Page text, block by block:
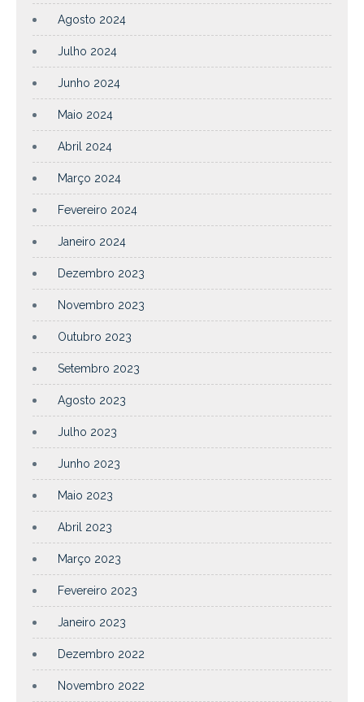
Agosto 2024
Julho 2024
Junho 2024
Maio 2024
Abril 2024
Março 2024
Fevereiro 2024
Janeiro 2024
Dezembro 2023
Novembro 2023
Outubro 2023
Setembro 2023
Agosto 2023
Julho 2023
Junho 2023
Maio 2023
Abril 2023
Março 2023
Fevereiro 2023
Janeiro 2023
Dezembro 2022
Novembro 2022